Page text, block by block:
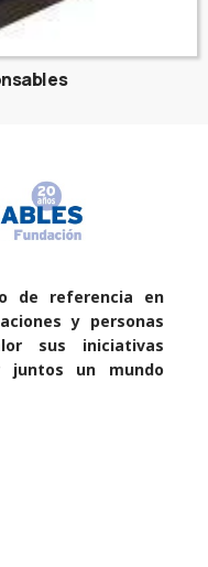
de referencia en
y personas
sus iniciativas
juntos un mundo